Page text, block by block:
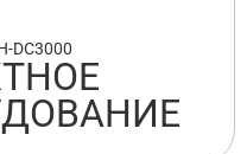
DC3000